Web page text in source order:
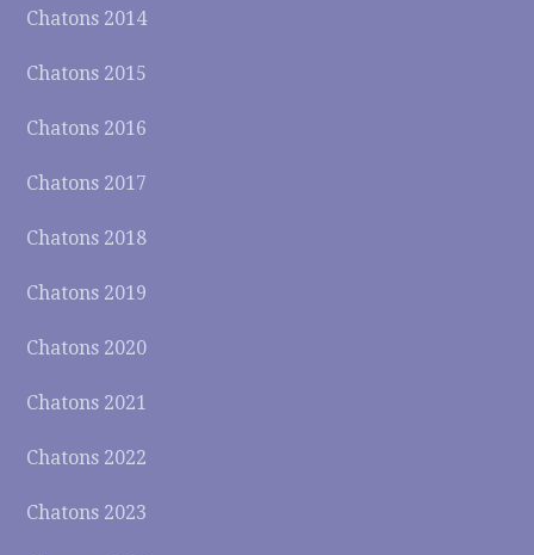
Chatons 2014
Chatons 2015
Chatons 2016
Chatons 2017
Chatons 2018
Chatons 2019
Chatons 2020
Chatons 2021
Chatons 2022
Chatons 2023